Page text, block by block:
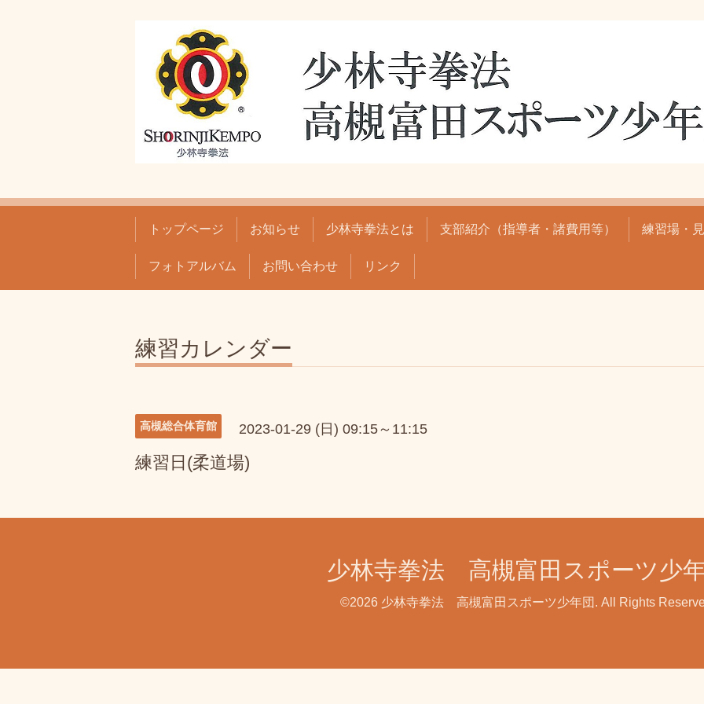
トップページ お知らせ 少林寺拳法とは 支部紹介（指導者・諸費用等） 練習場・
フォトアルバム お問い合わせ リンク
練習カレンダー
高槻総合体育館 2023-01-29 (日) 09:15～11:15
練習日(柔道場)
少林寺拳法 高槻富田スポーツ少
©2026 少林寺拳法 高槻富田スポーツ少年団 . All Rights